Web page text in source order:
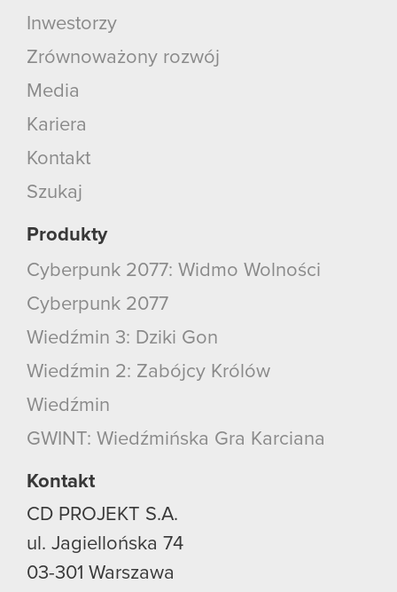
Inwestorzy
Zrównoważony rozwój
Media
Kariera
Kontakt
Szukaj
Produkty
Cyberpunk 2077: Widmo Wolności
Cyberpunk 2077
Wiedźmin 3: Dziki Gon
Wiedźmin 2: Zabójcy Królów
Wiedźmin
GWINT: Wiedźmińska Gra Karciana
Kontakt
CD PROJEKT S.A.
ul. Jagiellońska 74
03-301 Warszawa